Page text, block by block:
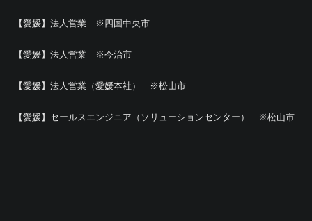
【愛媛】法人営業 ※四国中央市
【愛媛】法人営業 ※今治市
【愛媛】法人営業（愛媛本社） ※松山市
【愛媛】セールスエンジニア（ソリューションセンター） ※松山市